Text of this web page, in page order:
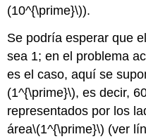
(10^{\prime}\)).
Se podría esperar que
sea 1; en el problema
es el caso, aquí se
(1^{\prime}\), es decir,
representados por los
área\(1^{\prime}\) (ver